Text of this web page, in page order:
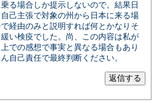
る場合しか提示しないので。結果日
己主張で対象の州から日本に来る場
経由のみと説明すれば何とかなりそ
い検疫でした。尚、この内容は私が
での感想で事実と異なる場合もあり
自己責任で最終判断ください。